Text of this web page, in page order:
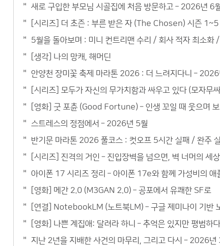
새로 구입한 부모님 시골집에 처음 방문하고 – 2026년 6
[시리즈] 더 초즌 : 부른 받은 자 (The Chosen) 시즌 1~5
5월을 돌아보며 : 미니 컨트리맨 수리 / 회사 적자 최소
[생각] 나의 망캐, 해머딘
안양천 장미꽃 축제 마라톤 2026 : 더 느려지다니 –
[시리즈] 모두가 자신의 무가치함과 싸우고 있다 (모자
[영화] 굿 포츈 (Good Fortune) – 인생 꼬일 때 웃으며
스트레스의 정점에서 – 2026년 5월
반기문 마라톤 2026 풀코스 : 컷오프 5시간 실패 / 완주
[시리즈] 진격의 거인 – 진입장벽을 넘으면, 벽 너머의 세
아이폰 17 시리즈 정리 – 아이폰 17e와 함께 가성비의 애
[영화] 메간 2.0 (M3GAN 2.0) – 공포에서 유쾌한 SF로
[연결] NotebookLM (노트북LM) – 구글 제미나이 기반
[영화] 나쁜 계집애: 달려라 하니 – 추억은 있지만 평범하다
지난 2년을 지배한 사건의 마무리, 그리고 다시 – 2026년